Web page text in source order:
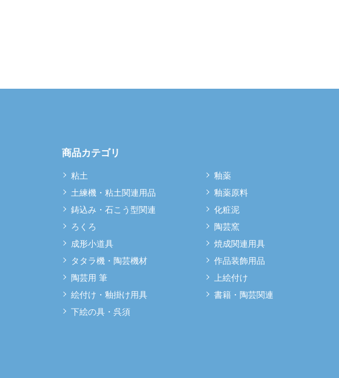
商品カテゴリ
粘土
土練機・粘土関連用品
鋳込み・石こう型関連
ろくろ
成形小道具
タタラ機・陶芸機材
陶芸用 筆
絵付け・釉掛け用具
下絵の具・呉須
釉薬
釉薬原料
化粧泥
陶芸窯
焼成関連用具
作品装飾用品
上絵付け
書籍・陶芸関連